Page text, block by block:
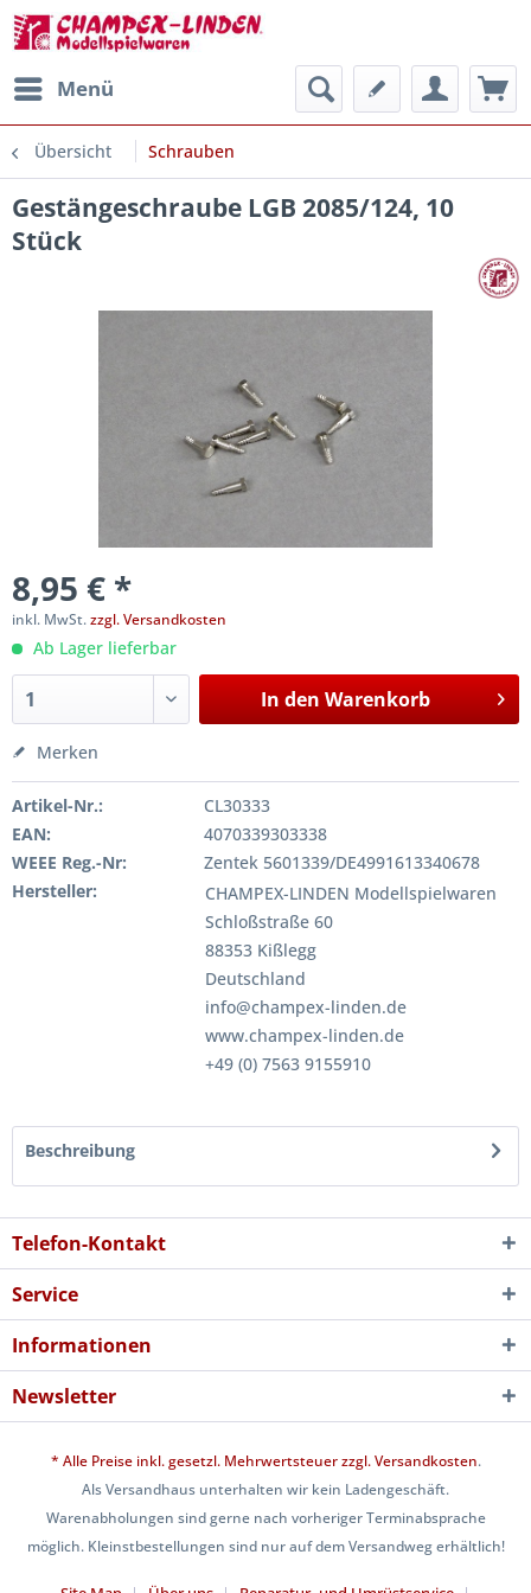
Menü
Übersicht Schrauben
Gestängeschraube LGB 2085/124, 10
Stück
8,95 € *
inkl. MwSt.zzgl. Versandkosten
Ab Lager lieferbar
In den Warenkorb
Merken
Artikel-Nr.:
CL30333
EAN:
4070339303338
WEEE Reg.-Nr:
Zentek 5601339/DE4991613340678
Hersteller:
CHAMPEX-LINDEN Modellspielwaren
Schloßstraße 60
88353 Kißlegg
Deutschland
info@champex-linden.de
www.champex-linden.de
+49 (0) 7563 9155910
Beschreibung
Telefon-Kontakt
Service
Informationen
Newsletter
* Alle Preise inkl. gesetzl. Mehrwertsteuer zzgl.Versandkosten.
Als Versandhaus unterhalten wir kein Ladengeschäft.
Warenabholungen sind gerne nach vorheriger Terminabsprache
möglich. Kleinstbestellungen sind nur auf dem Versandweg erhältlich!